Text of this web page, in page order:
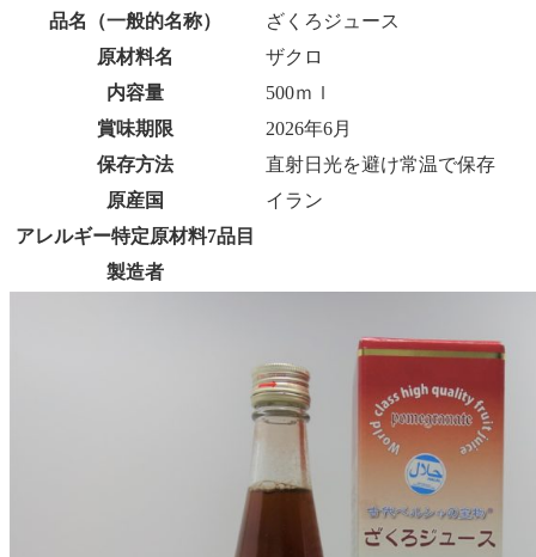
品名（一般的名称）
ざくろジュース
原材料名
ザクロ
内容量
500ｍｌ
賞味期限
2026年6月
保存方法
直射日光を避け常温で保存
原産国
イラン
アレルギー特定原材料7品目
製造者